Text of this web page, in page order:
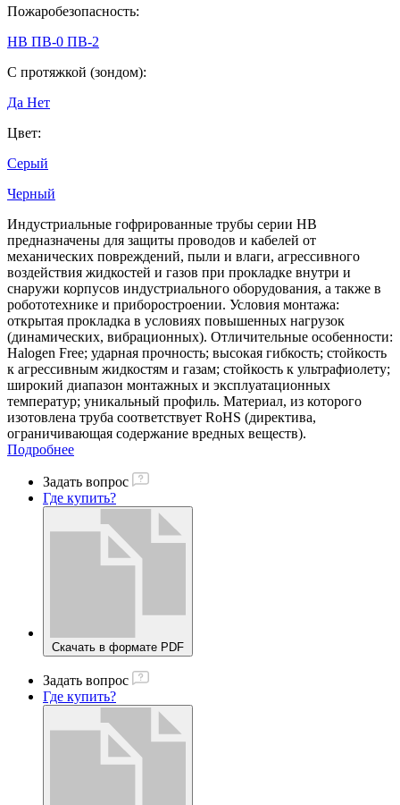
Пожаробезопасность:
HB ПВ-0 ПВ-2
С протяжкой (зондом):
Да Нет
Цвет:
Серый
Черный
Индустриальные гофрированные трубы серии HB
предназначены для защиты проводов и кабелей от
механических повреждений, пыли и влаги, агрессивного
воздействия жидкостей и газов при прокладке внутри и
снаружи корпусов индустриального оборудования, а также в
робототехнике и приборостроении. Условия монтажа:
открытая прокладка в условиях повышенных нагрузок
(динамических, вибрационных). Отличительные особенности:
Halogen Free; ударная прочность; высокая гибкость; стойкость
к агрессивным жидкостям и газам; стойкость к ультрафиолету;
широкий диапазон монтажных и эксплуатационных
температур; уникальный профиль. Материал, из которого
изотовлена труба соответствует RoHS (директива,
ограничивающая содержание вредных веществ).
Подробнее
Задать вопрос
Где купить?
Скачать в формате PDF
Задать вопрос
Где купить?